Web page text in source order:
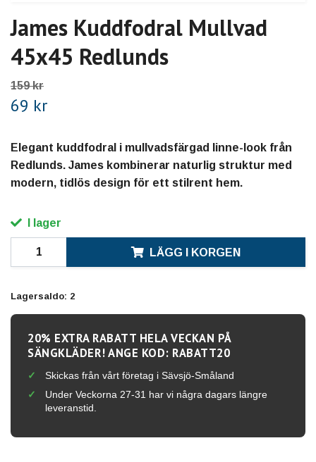
James Kuddfodral Mullvad
45x45 Redlunds
159 kr
69 kr
Elegant kuddfodral i mullvadsfärgad linne-look från
Redlunds. James kombinerar naturlig struktur med
modern, tidlös design för ett stilrent hem.
I lager
LÄGG I KORGEN
Lagersaldo: 2
20% EXTRA RABATT HELA VECKAN PÅ
SÄNGKLÄDER! ANGE KOD: RABATT20
Skickas från vårt företag i Sävsjö-Småland
Under Veckorna 27-31 har vi några dagars längre
leveranstid.